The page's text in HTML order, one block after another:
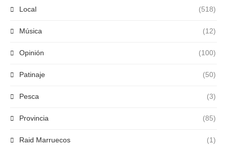
Local (518)
Música (12)
Opinión (100)
Patinaje (50)
Pesca (3)
Provincia (85)
Raid Marruecos (1)